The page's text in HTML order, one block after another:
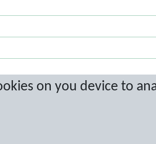
on you device to